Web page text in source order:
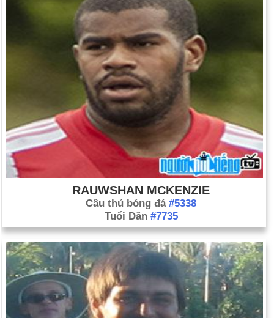
RAUWSHAN MCKENZIE
Cầu thủ bóng đá #5338
Tuổi Dần #7735